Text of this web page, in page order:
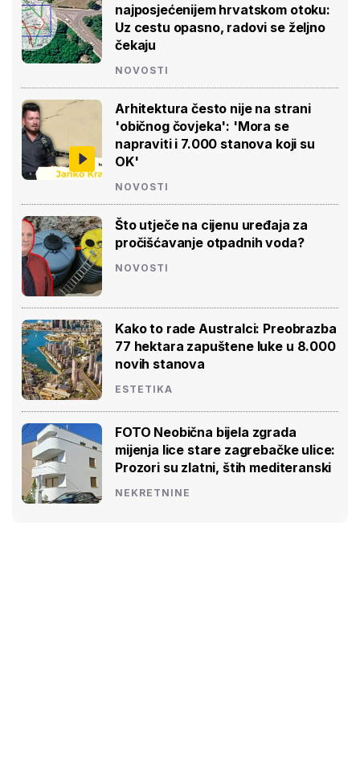
najposjećenijem hrvatskom otoku:
Uz cestu opasno, radovi se željno
čekaju
NOVOSTI
Arhitektura često nije na strani
'običnog čovjeka': 'Mora se
napraviti i 7.000 stanova koji su
OK'
NOVOSTI
Što utječe na cijenu uređaja za
pročišćavanje otpadnih voda?
NOVOSTI
Kako to rade Australci: Preobrazba
77 hektara zapuštene luke u 8.000
novih stanova
ESTETIKA
FOTO Neobična bijela zgrada
mijenja lice stare zagrebačke ulice:
Prozori su zlatni, štih mediteranski
NEKRETNINE